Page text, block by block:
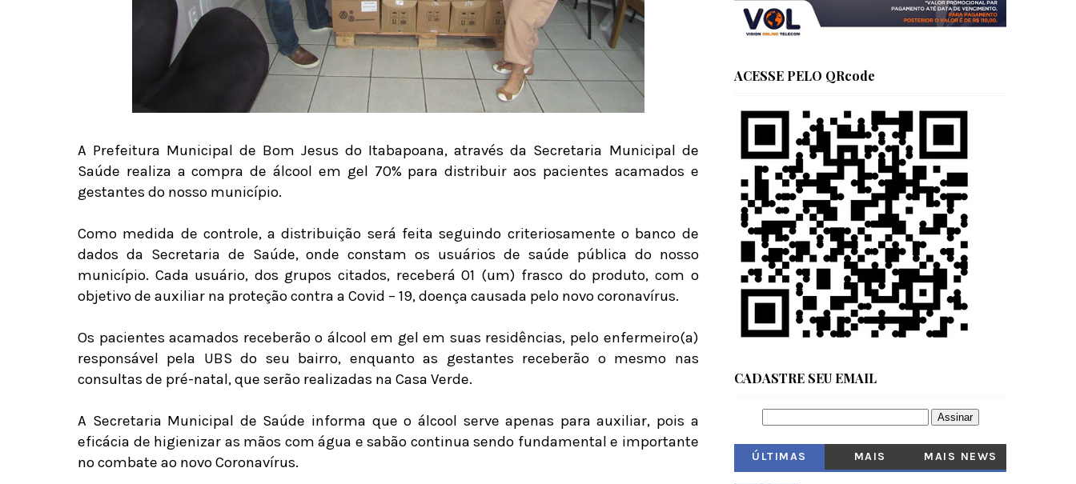
A Prefeitura Municipal de Bom Jesus do Itabapoana, através da Secretaria Municipal de
Saúde realiza a compra de álcool em gel 70% para distribuir aos pacientes acamados e
gestantes do nosso município.
Como medida de controle, a distribuição será feita seguindo criteriosamente o banco de
dados da Secretaria de Saúde, onde constam os usuários de saúde pública do nosso
município. Cada usuário, dos grupos citados, receberá 01 (um) frasco do produto, com o
objetivo de auxiliar na proteção contra a Covid – 19, doença causada pelo novo coronavírus.
Os pacientes acamados receberão o álcool em gel em suas residências, pelo enfermeiro(a)
responsável pela UBS do seu bairro, enquanto as gestantes receberão o mesmo nas
consultas de pré-natal, que serão realizadas na Casa Verde.
A Secretaria Municipal de Saúde informa que o álcool serve apenas para auxiliar, pois a
eficácia de higienizar as mãos com água e sabão continua sendo fundamental e importante
no combate ao novo Coronavírus.
ACESSE PELO QRcode
CADASTRE SEU EMAIL
ÚLTIMAS
MAIS
MAIS NEWS